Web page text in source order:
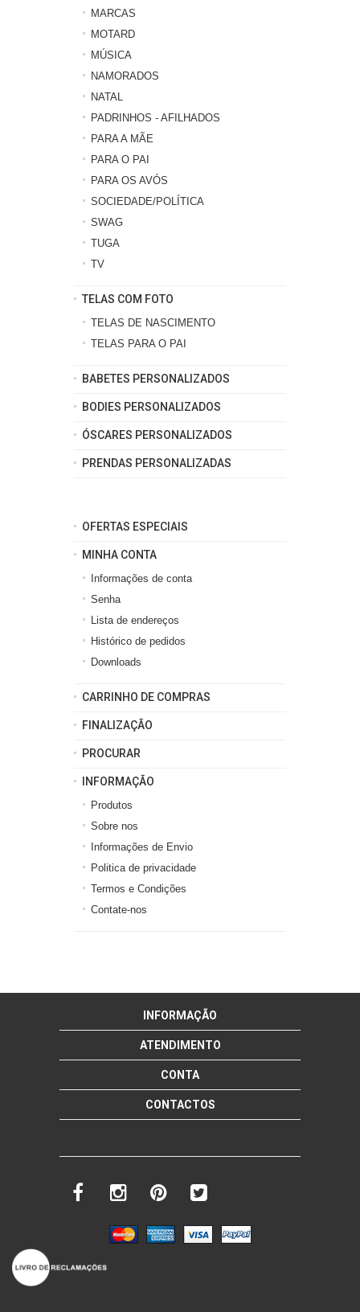
MARCAS
MOTARD
MÚSICA
NAMORADOS
NATAL
PADRINHOS - AFILHADOS
PARA A MÃE
PARA O PAI
PARA OS AVÓS
SOCIEDADE/POLÍTICA
SWAG
TUGA
TV
TELAS COM FOTO
TELAS DE NASCIMENTO
TELAS PARA O PAI
BABETES PERSONALIZADOS
BODIES PERSONALIZADOS
ÓSCARES PERSONALIZADOS
PRENDAS PERSONALIZADAS
OFERTAS ESPECIAIS
MINHA CONTA
Informações de conta
Senha
Lista de endereços
Histórico de pedidos
Downloads
CARRINHO DE COMPRAS
FINALIZAÇÃO
PROCURAR
INFORMAÇÃO
Produtos
Sobre nos
Informações de Envio
Politica de privacidade
Termos e Condições
Contate-nos
INFORMAÇÃO
ATENDIMENTO
CONTA
CONTACTOS